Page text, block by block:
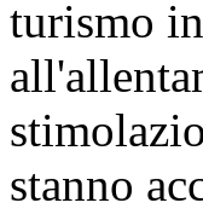
turismo
stanno